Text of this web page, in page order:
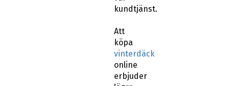
kundtjänst.
Att
köpa
vinterdäck
online
erbjuder